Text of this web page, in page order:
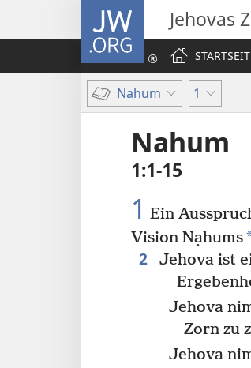
JW.ORG Jehovas
Nahum 1
Nahum
1:1-15
1 Ein
Vision Nạhums
2
Jehova ist
Jehova
Zorn zu
Jehova